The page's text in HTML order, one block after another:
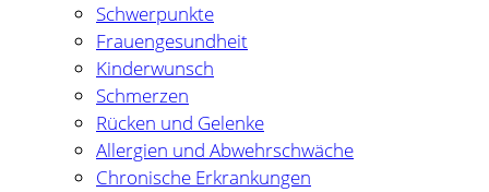
Schwerpunkte
Frauengesundheit
Kinderwunsch
Schmerzen
Rücken und Gelenke
Allergien und Abwehrschwäche
Chronische Erkrankungen